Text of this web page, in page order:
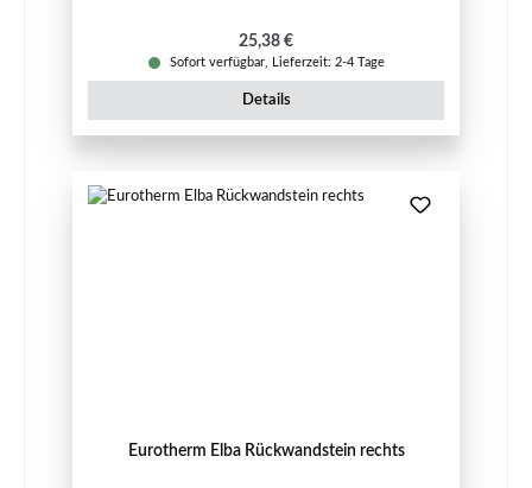
Regulärer Preis:
25,38 €
Sofort verfügbar, Lieferzeit: 2-4 Tage
Details
Eurotherm Elba Rückwandstein rechts